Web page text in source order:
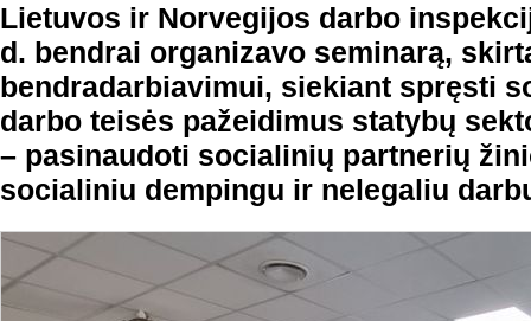
Lietuvos ir Norvegijos darbo
d. bendrai organizavo seminarą,
bendradarbiavimui, siekiant spręsti
darbo teisės pažeidimus statybų
– pasinaudoti socialinių partnerių
socialiniu dempingu ir nelegaliu